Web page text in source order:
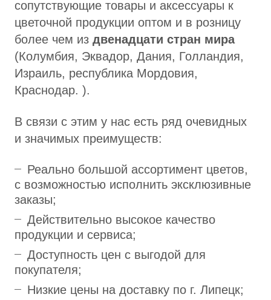
сопутствующие товары и аксессуары к
цветочной продукции оптом и в розницу
более чем из двенадцати стран мира
(Колумбия, Эквадор, Дания, Голландия,
Израиль, республика Мордовия,
Краснодар. ).
В связи с этим у нас есть ряд очевидных
и значимых преимуществ:
Реально большой ассортимент цветов,
с возможностью исполнить эксклюзивные
заказы;
Действительно высокое качество
продукции и сервиса;
Доступность цен с выгодой для
покупателя;
Низкие цены на доставку по г. Липецк;